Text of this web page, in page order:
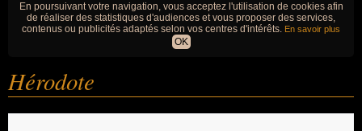
En poursuivant votre navigation, vous acceptez l'utilisation de cookies afin
de réaliser des statistiques d'audiences et vous proposer des services,
contenus ou publicités adaptés selon vos centres d'intérêts. En savoir plus
OK
Hérodote